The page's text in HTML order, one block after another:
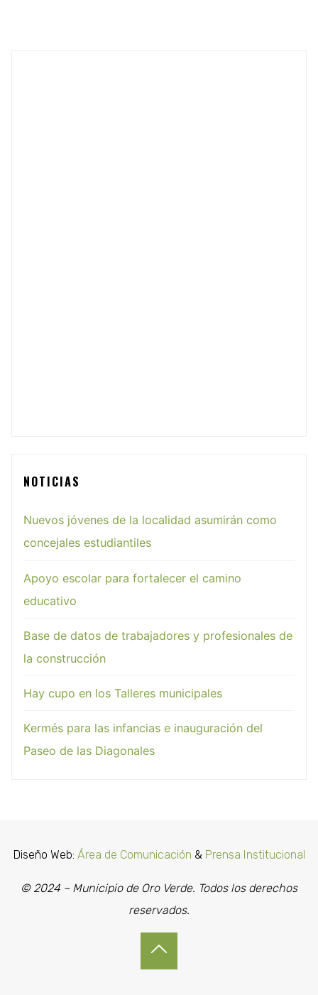
NOTICIAS
Nuevos jóvenes de la localidad asumirán como
concejales estudiantiles
Apoyo escolar para fortalecer el camino
educativo
Base de datos de trabajadores y profesionales de
la construcción
Hay cupo en los Talleres municipales
Kermés para las infancias e inauguración del
Paseo de las Diagonales
Diseño Web: Área de Comunicación & Prensa Institucional
© 2024 ~ Municipio de Oro Verde. Todos los derechos
reservados.